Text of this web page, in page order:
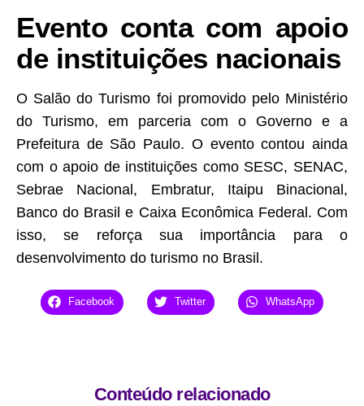
Evento conta com apoio
de instituições nacionais
O Salão do Turismo foi promovido pelo Ministério
do Turismo, em parceria com o Governo e a
Prefeitura de São Paulo. O evento contou ainda
com o apoio de instituições como SESC, SENAC,
Sebrae Nacional, Embratur, Itaipu Binacional,
Banco do Brasil e Caixa Econômica Federal. Com
isso, se reforça sua importância para o
desenvolvimento do turismo no Brasil.
Facebook Twitter WhatsApp
Conteúdo relacionado